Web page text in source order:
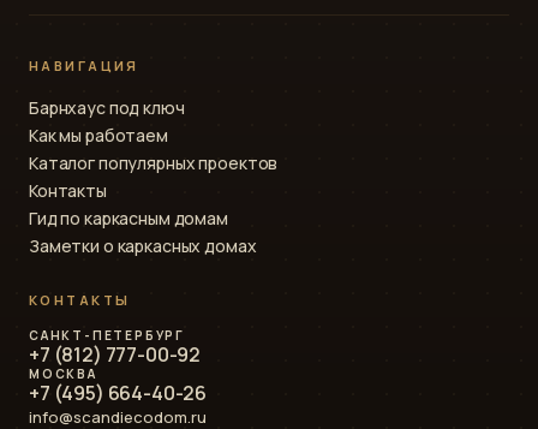
НАВИГАЦИЯ
Барнхаус под ключ
Как мы работаем
Каталог популярных проектов
Контакты
Гид по каркасным домам
Заметки о каркасных домах
КОНТАКТЫ
САНКТ-ПЕТЕРБУРГ
+7 (812) 777-00-92
МОСКВА
+7 (495) 664-40-26
info@scandiecodom.ru